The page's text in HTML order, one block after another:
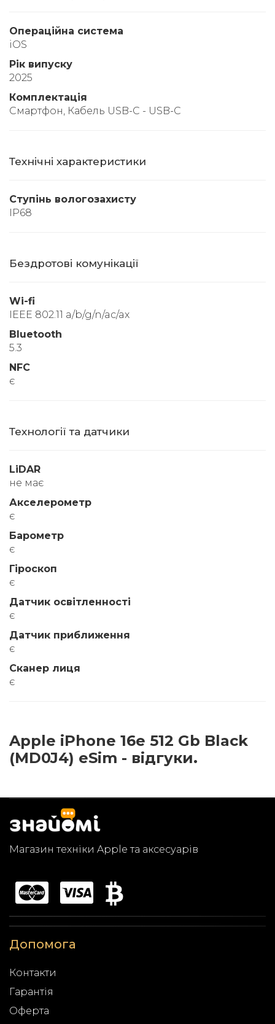
Операційна система
iOS
Рік випуску
2025
Комплектація
Смартфон, Кабель USB-C - USB-C
Технічні характеристики
Ступінь вологозахисту
IP68
Бездротові комунікації
Wi-fi
IEEE 802.11 a/b/g/n/ac/ax
Bluetooth
5.3
NFC
є
Технології та датчики
LiDAR
не має
Акселерометр
є
Барометр
є
Гіроскоп
є
Датчик освітленності
є
Датчик приближення
є
Сканер лиця
є
Apple iPhone 16e 512 Gb Black
(MD0J4) eSim - відгуки.
Магазин техніки Apple та аксесуарів
Допомога
Контакти
Гарантія
Оферта